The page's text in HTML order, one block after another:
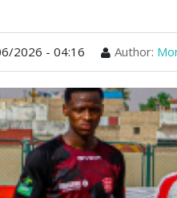
2026 - 04:16 Author: